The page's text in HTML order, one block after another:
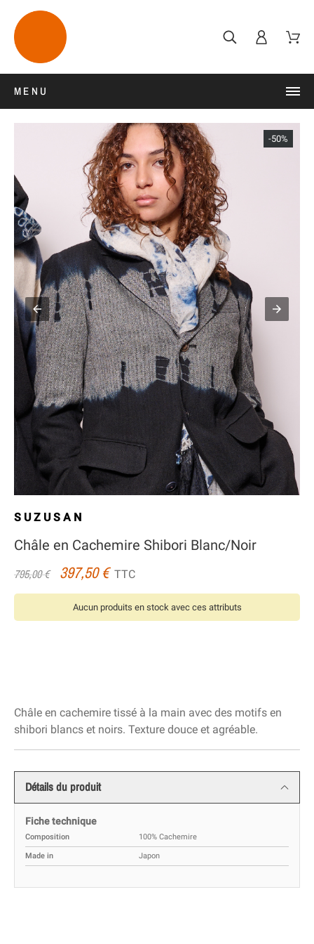
MENU
-50%
SUZUSAN
Châle en Cachemire Shibori Blanc/Noir
795,00 € 397,50 €TTC
Aucun produits en stock avec ces attributs
Châle en cachemire tissé à la main avec des motifs en
shibori blancs et noirs. Texture douce et agréable.
Détails du produit
Fiche technique
Composition 100% Cachemire
Made in Japon